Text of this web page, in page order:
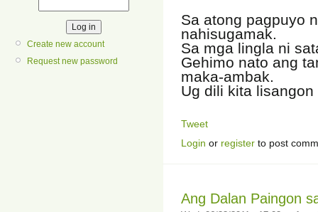
Create new account
Request new password
Sa atong pagpuyo
nahisugamak.
Sa mga lingla ni
Gehimo nato ang
maka-ambak.
Ug dili kita
Tweet
Login or register to post
Ang Dalan Paingon